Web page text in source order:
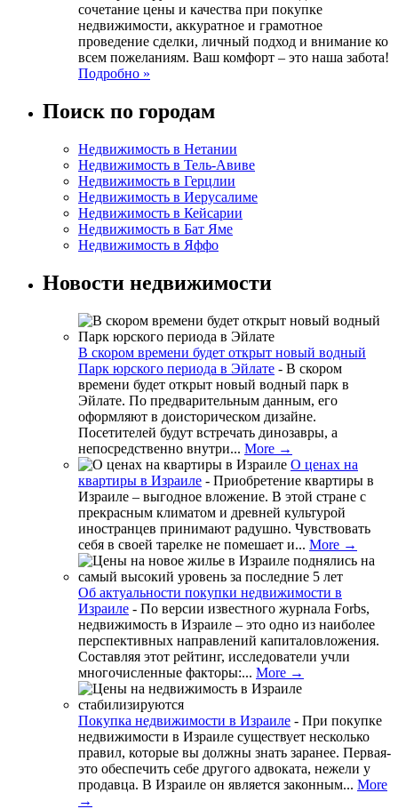
сочетание цены и качества при покупке
недвижимости, аккуратное и грамотное
проведение сделки, личный подход и внимание ко
всем пожеланиям. Ваш комфорт – это наша забота!
Подробно »
Поиск по городам
Недвижимость в Нетании
Недвижимость в Тель-Авиве
Недвижимость в Герцлии
Недвижимость в Иерусалиме
Недвижимость в Кейсарии
Недвижимость в Бат Яме
Недвижимость в Яффо
Новости недвижимости
В скором времени будет открыт новый водный
Парк юрского периода в Эйлате - В скором
времени будет открыт новый водный парк в
Эйлате. По предварительным данным, его
оформляют в доисторическом дизайне.
Посетителей будут встречать динозавры, а
непосредственно внутри... More →
О ценах на
квартиры в Израиле - Приобретение квартиры в
Израиле – выгодное вложение. В этой стране с
прекрасным климатом и древней культурой
иностранцев принимают радушно. Чувствовать
себя в своей тарелке не помешает и... More →
Об актуальности покупки недвижимости в
Израиле - По версии известного журнала Forbs,
недвижимость в Израиле – это одно из наиболее
перспективных направлений капиталовложения.
Составляя этот рейтинг, исследователи учли
многочисленные факторы:... More →
Покупка недвижимости в Израиле - При покупке
недвижимости в Израиле существует несколько
правил, которые вы должны знать заранее. Первая-
это обеспечить себе другого адвоката, нежели у
продавца. В Израиле он является законным... More
→